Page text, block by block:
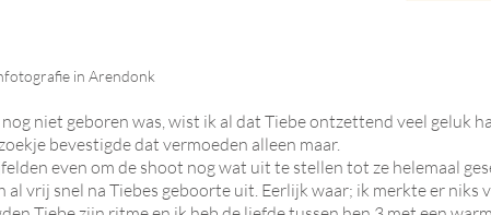
fotografie in Arendonk
nog niet geboren was, wist ik al dat Tiebe ontzettend veel geluk
bevestigde dat vermoeden alleen maar.
even om de shoot nog wat uit te stellen tot ze helemaal
al vrij snel na Tiebes geboorte uit. Eerlijk waar; ik merkte er niks